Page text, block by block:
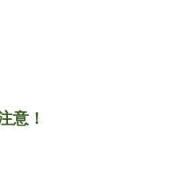
意！